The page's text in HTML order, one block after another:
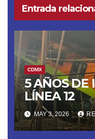
Entrada
CDMX
5 AÑOS DE
LÍNEA 12
MAY 3, 2026